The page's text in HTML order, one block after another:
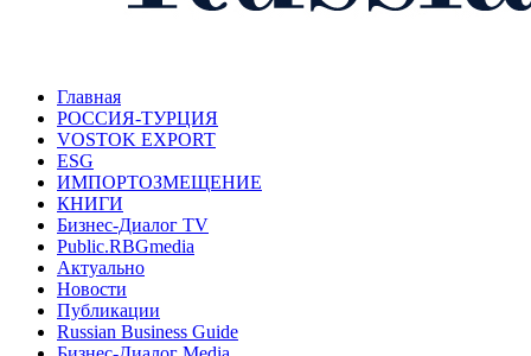
Главная
РОССИЯ-ТУРЦИЯ
VOSTOK EXPORT
ESG
ИМПОРТОЗМЕЩЕНИЕ
КНИГИ
Бизнес-Диалог TV
Public.RBGmedia
Актуально
Новости
Публикации
Russian Business Guide